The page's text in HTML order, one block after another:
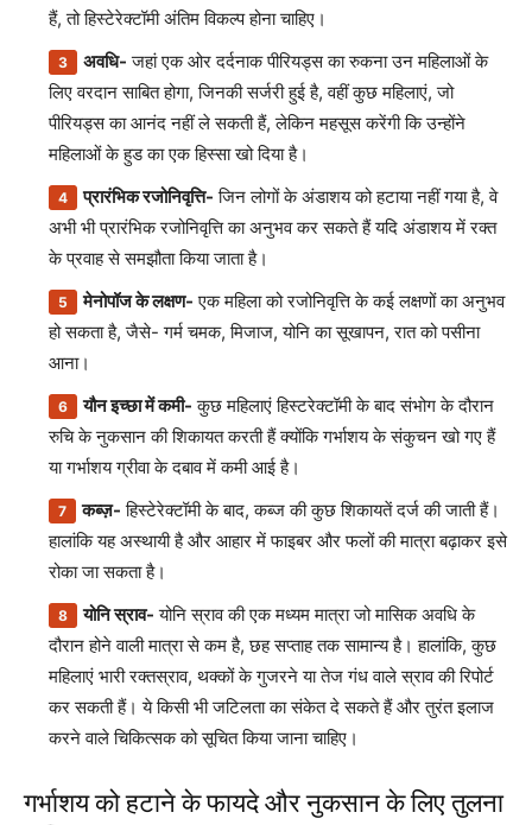
हैं, तो हिस्टेरेक्टॉमी अंतिम विकल्प होना चाहिए।
अवधि- जहां एक ओर दर्दनाक पीरियड्स का रुकना उन महिलाओं के
लिए वरदान साबित होगा, जिनकी सर्जरी हुई है, वहीं कुछ महिलाएं, जो
पीरियड्स का आनंद नहीं ले सकती हैं, लेकिन महसूस करेंगी कि उन्होंने
महिलाओं के हुड का एक हिस्सा खो दिया है।
प्रारंभिक रजोनिवृत्ति- जिन लोगों के अंडाशय को हटाया नहीं गया है, वे
अभी भी प्रारंभिक रजोनिवृत्ति का अनुभव कर सकते हैं यदि अंडाशय में रक्त
के प्रवाह से समझौता किया जाता है।
मेनोपॉज के लक्षण- एक महिला को रजोनिवृत्ति के कई लक्षणों का अनुभव
हो सकता है, जैसे- गर्म चमक, मिजाज, योनि का सूखापन, रात को पसीना
आना।
यौन इच्छा में कमी- कुछ महिलाएं हिस्टरेक्टॉमी के बाद संभोग के दौरान
रुचि के नुकसान की शिकायत करती हैं क्योंकि गर्भाशय के संकुचन खो गए हैं
या गर्भाशय ग्रीवा के दबाव में कमी आई है।
कब्ज़- हिस्टेरेक्टॉमी के बाद, कब्ज की कुछ शिकायतें दर्ज की जाती हैं।
हालांकि यह अस्थायी है और आहार में फाइबर और फलों की मात्रा बढ़ाकर इसे
रोका जा सकता है।
योनि स्राव- योनि स्राव की एक मध्यम मात्रा जो मासिक अवधि के
दौरान होने वाली मात्रा से कम है, छह सप्ताह तक सामान्य है। हालांकि, कुछ
महिलाएं भारी रक्तस्राव, थक्कों के गुजरने या तेज गंध वाले स्राव की रिपोर्ट
कर सकती हैं। ये किसी भी जटिलता का संकेत दे सकते हैं और तुरंत इलाज
करने वाले चिकित्सक को सूचित किया जाना चाहिए।
गर्भाशय को हटाने के फायदे और नुकसान के लिए तुलना